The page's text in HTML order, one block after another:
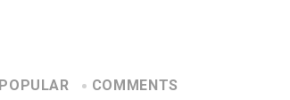
POPULAR COMMENTS